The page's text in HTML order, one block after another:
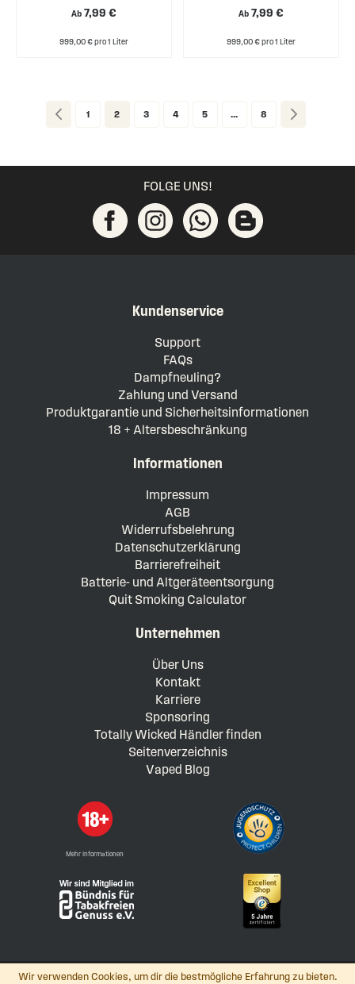
Wir verwenden Cookies, um dir die bestmögliche Erfahrung zu bieten.
Ab 7,99 €
999,00 € pro 1 Liter
Ab 7,99 €
999,00 € pro 1 Liter
Page Page
Zurück
Page
1 You're currently reading page
2 Page
3 Page
4 Page
5 ... Page
8
FOLGE UNS!
Kundenservice
Support
FAQs
Dampfneuling?
Zahlung und Versand
Produktgarantie und Sicherheitsinformationen
18 + Altersbeschränkung
Informationen
Impressum
AGB
Widerrufsbelehrung
Datenschutzerklärung
Barrierefreiheit
Batterie- und Altgeräteentsorgung
Quit Smoking Calculator
Unternehmen
Über Uns
Kontakt
Karriere
Sponsoring
Totally Wicked Händler finden
Seitenverzeichnis
Vaped Blog
Mehr Informationen